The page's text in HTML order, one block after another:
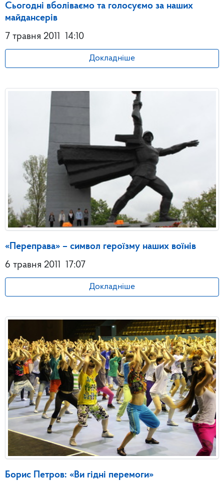
Сьогодні вболіваємо та голосуємо за наших
майдансерів
7 травня 2011
14:10
Докладніше
«Переправа» – символ героїзму наших воїнів
6 травня 2011
17:07
Докладніше
Борис Петров: «Ви гідні перемоги»